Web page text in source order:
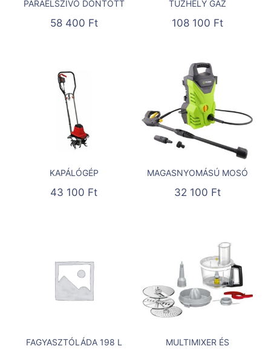
PÁRAELSZÍVÓ DÖNTÖTT
58 400 Ft
TŰZHELY GÁZ
108 100 Ft
KAPÁLÓGÉP
43 100 Ft
MAGASNYOMÁSÚ MOSÓ
32 100 Ft
FAGYASZTÓLÁDA 198 L
MULTIMIXER ÉS